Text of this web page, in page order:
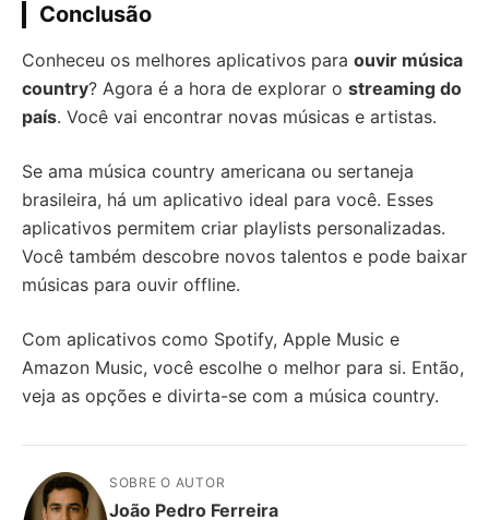
Conclusão
Conheceu os melhores aplicativos para ouvir música
country? Agora é a hora de explorar o streaming do
país. Você vai encontrar novas músicas e artistas.
Se ama música country americana ou sertaneja
brasileira, há um aplicativo ideal para você. Esses
aplicativos permitem criar playlists personalizadas.
Você também descobre novos talentos e pode baixar
músicas para ouvir offline.
Com aplicativos como Spotify, Apple Music e
Amazon Music, você escolhe o melhor para si. Então,
veja as opções e divirta-se com a música country.
SOBRE O AUTOR
João Pedro Ferreira